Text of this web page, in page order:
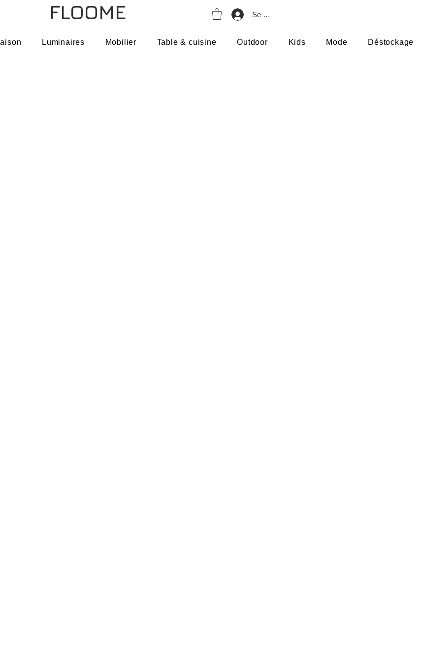
FLOOME Se connecter
Luminaires Mobilier Table & cuisine Outdoor Kids Mode Déstockage